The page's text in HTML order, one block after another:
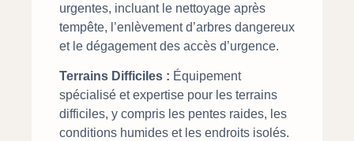
urgentes, incluant le nettoyage après
tempête, l’enlèvement d’arbres dangereux
et le dégagement des accès d’urgence.
Terrains Difficiles : Équipement
spécialisé et expertise pour les terrains
difficiles, y compris les pentes raides, les
conditions humides et les endroits isolés.